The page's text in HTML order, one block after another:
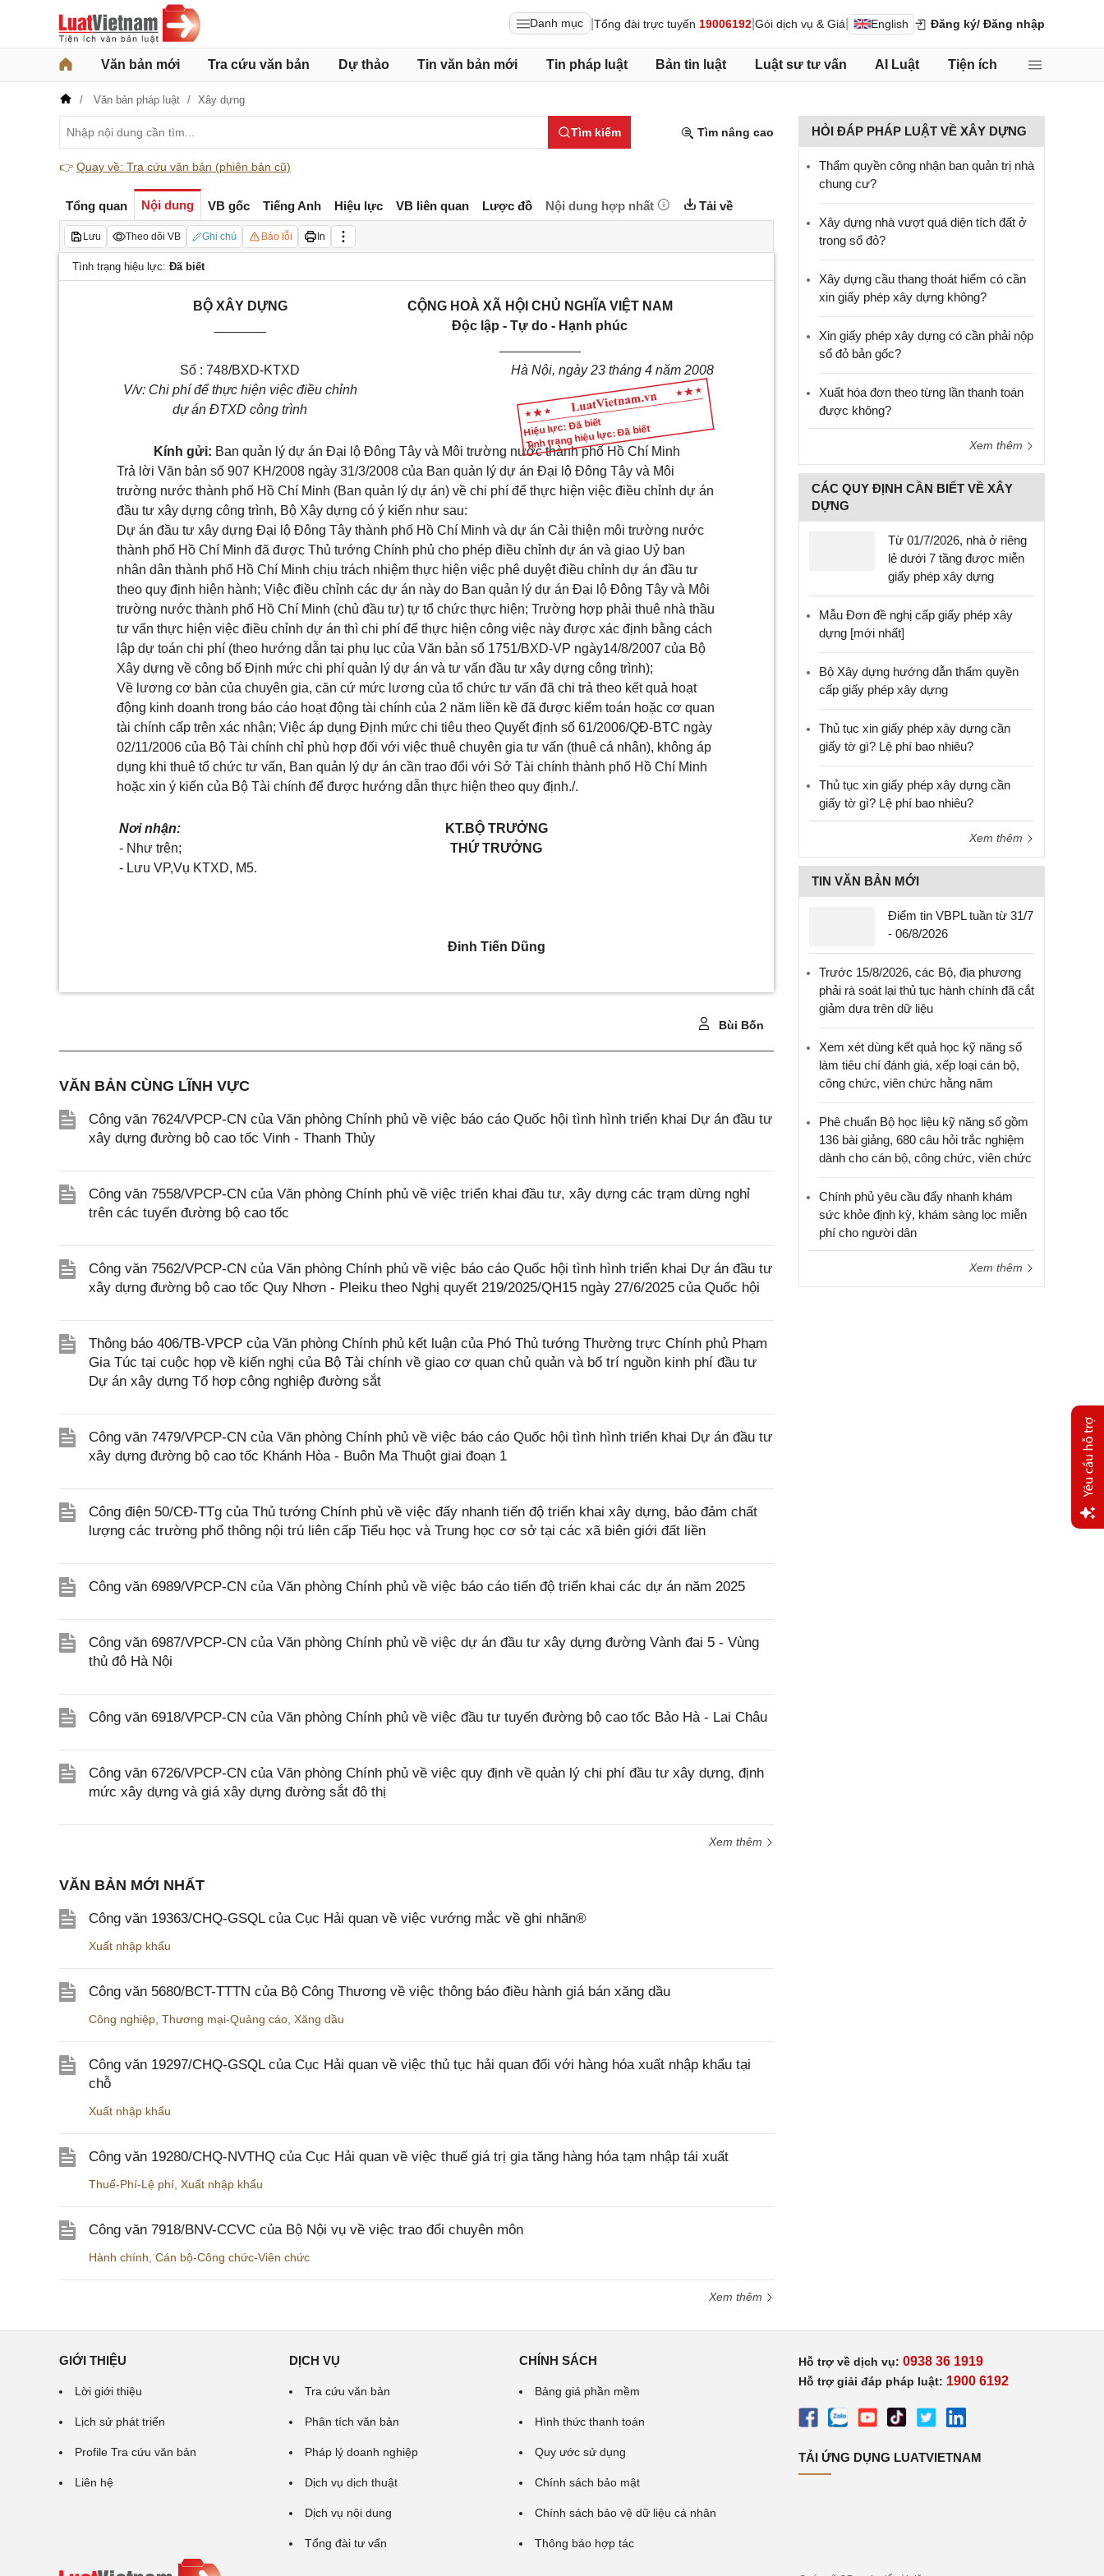
Danh mục Tổng đài trực tuyến 19006192 Gói dịch vụ & Giá English Đăng ký/ Đăng nhập
Văn bản mới Tra cứu văn bản Dự thảo Tin văn bản mới Tin pháp luật Bản tin luật Luật sư tư vấn AI Luật Tiện ích
Văn bản pháp luật Xây dựng
Tìm kiếm Tìm nâng cao
👉 Quay về: Tra cứu văn bản (phiên bản cũ)
Tổng quan Nội dung VB gốc Tiếng Anh Hiệu lực VB liên quan Lược đồ Nội dung hợp nhất Tải về
Lưu Theo dõi VB Ghi chú Báo lỗi In
Tình trạng hiệu lực: Đã biết
Hiệu lực: Đã biết
Tình trạng hiệu lực: Đã biết
BỘ XÂY DỰNG
CỘNG HOÀ XÃ HỘI CHỦ NGHĨA VIỆT NAM
Độc lập - Tự do - Hạnh phúc
Số : 748/BXD-KTXD
V/v: Chi phí để thực hiện việc điều chỉnh
dự án ĐTXD công trình
Hà Nội, ngày 23 tháng 4 năm 2008
Kính gửi: Ban quản lý dự án Đại lộ Đông Tây và Môi trường nước thành phố Hồ Chí Minh
Trả lời Văn bản số 907 KH/2008 ngày 31/3/2008 của Ban quản lý dự án Đại lộ Đông Tây và Môi
trường nước thành phố Hồ Chí Minh (Ban quản lý dự án) về chi phí để thực hiện việc điều chỉnh dự án
đầu tư xây dựng công trình, Bộ Xây dựng có ý kiến như sau:
Dự án đầu tư xây dựng Đại lộ Đông Tây thành phố Hồ Chí Minh và dự án Cải thiện môi trường nước
thành phố Hồ Chí Minh đã được Thủ tướng Chính phủ cho phép điều chỉnh dự án và giao Uỷ ban
nhân dân thành phố Hồ Chí Minh chịu trách nhiệm thực hiện việc phê duyệt điều chỉnh dự án đầu tư
theo quy định hiện hành; Việc điều chỉnh các dự án này do Ban quản lý dự án Đại lộ Đông Tây và Môi
trường nước thành phố Hồ Chí Minh (chủ đầu tư) tự tổ chức thực hiện; Trường hợp phải thuê nhà thầu
tư vấn thực hiện việc điều chỉnh dự án thì chi phí để thực hiện công việc này được xác định bằng cách
lập dự toán chi phí (theo hướng dẫn tại phụ lục của Văn bản số 1751/BXD-VP ngày14/8/2007 của Bộ
Xây dựng về công bố Định mức chi phí quản lý dự án và tư vấn đầu tư xây dựng công trình);
Về lương cơ bản của chuyên gia, căn cứ mức lương của tổ chức tư vấn đã chi trả theo kết quả hoạt
động kinh doanh trong báo cáo hoạt động tài chính của 2 năm liền kề đã được kiểm toán hoặc cơ quan
tài chính cấp trên xác nhận; Việc áp dụng Định mức chi tiêu theo Quyết định số 61/2006/QĐ-BTC ngày
02/11/2006 của Bộ Tài chính chỉ phù hợp đối với việc thuê chuyên gia tư vấn (thuê cá nhân), không áp
dụng khi thuê tổ chức tư vấn, Ban quản lý dự án cần trao đổi với Sở Tài chính thành phố Hồ Chí Minh
hoặc xin ý kiến của Bộ Tài chính để được hướng dẫn thực hiện theo quy định./.
Nơi nhận:
- Như trên;
- Lưu VP,Vụ KTXD, M5.
KT.BỘ TRƯỞNG
THỨ TRƯỞNG
Đinh Tiến Dũng
Bùi Bốn
VĂN BẢN CÙNG LĨNH VỰC
Công văn 7624/VPCP-CN của Văn phòng Chính phủ về việc báo cáo Quốc hội tình hình triển khai Dự án đầu tư
xây dựng đường bộ cao tốc Vinh - Thanh Thủy
Công văn 7558/VPCP-CN của Văn phòng Chính phủ về việc triển khai đầu tư, xây dựng các trạm dừng nghỉ
trên các tuyến đường bộ cao tốc
Công văn 7562/VPCP-CN của Văn phòng Chính phủ về việc báo cáo Quốc hội tình hình triển khai Dự án đầu tư
xây dựng đường bộ cao tốc Quy Nhơn - Pleiku theo Nghị quyết 219/2025/QH15 ngày 27/6/2025 của Quốc hội
Thông báo 406/TB-VPCP của Văn phòng Chính phủ kết luận của Phó Thủ tướng Thường trực Chính phủ Phạm
Gia Túc tại cuộc họp về kiến nghị của Bộ Tài chính về giao cơ quan chủ quản và bố trí nguồn kinh phí đầu tư
Dự án xây dựng Tổ hợp công nghiệp đường sắt
Công văn 7479/VPCP-CN của Văn phòng Chính phủ về việc báo cáo Quốc hội tình hình triển khai Dự án đầu tư
xây dựng đường bộ cao tốc Khánh Hòa - Buôn Ma Thuột giai đoạn 1
Công điện 50/CĐ-TTg của Thủ tướng Chính phủ về việc đẩy nhanh tiến độ triển khai xây dựng, bảo đảm chất
lượng các trường phổ thông nội trú liên cấp Tiểu học và Trung học cơ sở tại các xã biên giới đất liền
Công văn 6989/VPCP-CN của Văn phòng Chính phủ về việc báo cáo tiến độ triển khai các dự án năm 2025
Công văn 6987/VPCP-CN của Văn phòng Chính phủ về việc dự án đầu tư xây dựng đường Vành đai 5 - Vùng
thủ đô Hà Nội
Công văn 6918/VPCP-CN của Văn phòng Chính phủ về việc đầu tư tuyến đường bộ cao tốc Bảo Hà - Lai Châu
Công văn 6726/VPCP-CN của Văn phòng Chính phủ về việc quy định về quản lý chi phí đầu tư xây dựng, định
mức xây dựng và giá xây dựng đường sắt đô thị
Xem thêm
VĂN BẢN MỚI NHẤT
Công văn 19363/CHQ-GSQL của Cục Hải quan về việc vướng mắc về ghi nhãn®
Xuất nhập khẩu
Công văn 5680/BCT-TTTN của Bộ Công Thương về việc thông báo điều hành giá bán xăng dầu
Công nghiệp Thương mại-Quảng cáo Xăng dầu
Công văn 19297/CHQ-GSQL của Cục Hải quan về việc thủ tục hải quan đối với hàng hóa xuất nhập khẩu tại
chỗ
Xuất nhập khẩu
Công văn 19280/CHQ-NVTHQ của Cục Hải quan về việc thuế giá trị gia tăng hàng hóa tạm nhập tái xuất
Thuế-Phí-Lệ phí Xuất nhập khẩu
Công văn 7918/BNV-CCVC của Bộ Nội vụ về việc trao đổi chuyên môn
Hành chính Cán bộ-Công chức-Viên chức
Xem thêm
HỎI ĐÁP PHÁP LUẬT VỀ XÂY DỰNG
Thẩm quyền công nhận ban quản trị nhà
chung cư?
Xây dựng nhà vượt quá diện tích đất ở
trong sổ đỏ?
Xây dựng cầu thang thoát hiểm có cần
xin giấy phép xây dựng không?
Xin giấy phép xây dựng có cần phải nộp
sổ đỏ bản gốc?
Xuất hóa đơn theo từng lần thanh toán
được không?
Xem thêm
CÁC QUY ĐỊNH CẦN BIẾT VỀ XÂY
DỰNG
Từ 01/7/2026, nhà ở riêng
lẻ dưới 7 tầng được miễn
giấy phép xây dựng
Mẫu Đơn đề nghị cấp giấy phép xây
dựng [mới nhất]
Bộ Xây dựng hướng dẫn thẩm quyền
cấp giấy phép xây dựng
Thủ tục xin giấy phép xây dựng cần
giấy tờ gì? Lệ phí bao nhiêu?
Thủ tục xin giấy phép xây dựng cần
giấy tờ gì? Lệ phí bao nhiêu?
Xem thêm
TIN VĂN BẢN MỚI
Điểm tin VBPL tuần từ 31/7
- 06/8/2026
Trước 15/8/2026, các Bộ, địa phương
phải rà soát lại thủ tục hành chính đã cắt
giảm dựa trên dữ liệu
Xem xét dùng kết quả học kỹ năng số
làm tiêu chí đánh giá, xếp loại cán bộ,
công chức, viên chức hằng năm
Phê chuẩn Bộ học liệu kỹ năng số gồm
136 bài giảng, 680 câu hỏi trắc nghiệm
dành cho cán bộ, công chức, viên chức
Chính phủ yêu cầu đẩy nhanh khám
sức khỏe định kỳ, khám sàng lọc miễn
phí cho người dân
Xem thêm
GIỚI THIỆU
Lời giới thiệu
Lịch sử phát triển
Profile Tra cứu văn bản
Liên hệ
DỊCH VỤ
Tra cứu văn bản
Phân tích văn bản
Pháp lý doanh nghiệp
Dịch vụ dịch thuật
Dịch vụ nội dung
Tổng đài tư vấn
CHÍNH SÁCH
Bảng giá phần mềm
Hình thức thanh toán
Quy ước sử dụng
Chính sách bảo mật
Chính sách bảo vệ dữ liệu cá nhân
Thông báo hợp tác
Hỗ trợ về dịch vụ: 0938 36 1919
Hỗ trợ giải đáp pháp luật: 1900 6192
TẢI ỨNG DỤNG LUATVIETNAM